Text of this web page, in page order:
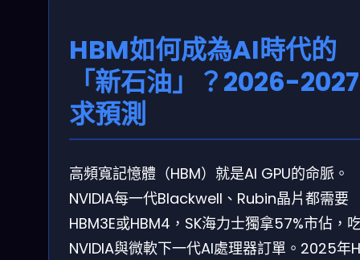
HBM如何成為AI時代的
「新石油」？2026-
求預測
高頻寬記憶體（HBM）就是AI GPU的命脈。
NVIDIA每一代Blackwell、Rubin晶片都需要
HBM3E或HBM4，SK海力士獨拿57%市佔，
NVIDIA與微軟下一代AI處理器訂單。2025年